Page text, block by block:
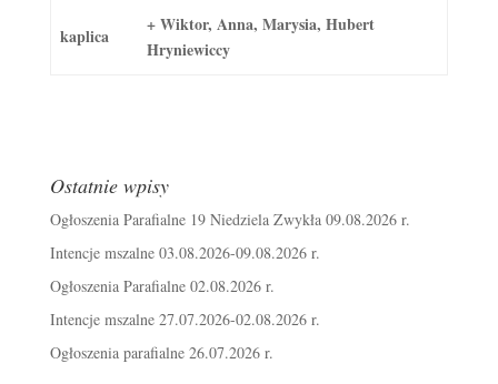
kaplica
+ Wiktor, Anna, Marysia, Hubert
Hryniewiccy
Ostatnie wpisy
Ogłoszenia Parafialne 19 Niedziela Zwykła 09.08.2026 r.
Intencje mszalne 03.08.2026-09.08.2026 r.
Ogłoszenia Parafialne 02.08.2026 r.
Intencje mszalne 27.07.2026-02.08.2026 r.
Ogłoszenia parafialne 26.07.2026 r.